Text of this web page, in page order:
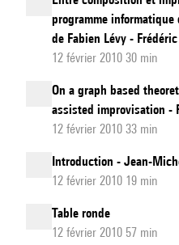
programme
de Fabien Lévy -
12 février 2010 30 min
On a graph based
assisted improvisation -
12 février 2010 33 min
Introduction - Jean-
12 février 2010 19 min
Table ronde
12 février 2010 57 min